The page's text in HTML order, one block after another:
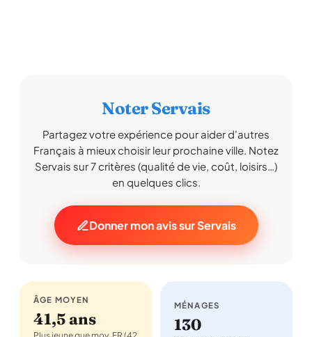
Noter Servais
Partagez votre expérience pour aider d'autres
Français à mieux choisir leur prochaine ville. Notez
Servais sur 7 critères (qualité de vie, coût, loisirs…)
en quelques clics.
Donner mon avis sur Servais
ÂGE MOYEN
41,5 ans
MÉNAGES
130